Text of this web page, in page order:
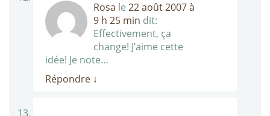
Rosa le 22 août 2007 à
9 h 25 min dit:
Effectivement, ça
change! J’aime cette
idée! Je note…
Répondre ↓